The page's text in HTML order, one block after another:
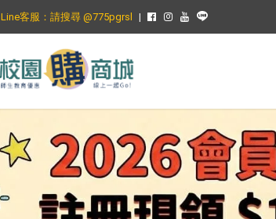
Line客服：請搜尋 @775pgrsl